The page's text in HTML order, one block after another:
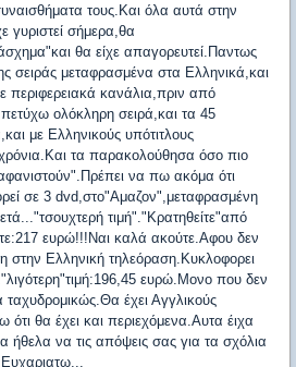
τους.Και όλα αυτά στην
γυριστεί σήμερα,θα
θα είχε απαγορευτεί.Παντως
σειράς μεταφρασμένα στα Ελληνικά,και
περιφερειακά κανάλια,πριν από
ολόκληρη σειρά,και τα 45
με Ελληνικούς υπότιτλους
τα παρακολούθησα όσο πιο
να πω ακόμα ότι
σε 3 dvd,στο"Αμαζον",μεταφρασμένη
τιμή"."Κρατηθείτε"από
ευρώ!!!Ναι καλά ακούτε.Αφου δεν
στην Ελληνική τηλεόραση.Κυκλοφορει
ευρώ.Μονο που δεν
έχει Αγγλικούς
ότι θα έχει και περιεχόμενα.Αυτα έιχα
να τις απόψεις σας για τα σχόλια